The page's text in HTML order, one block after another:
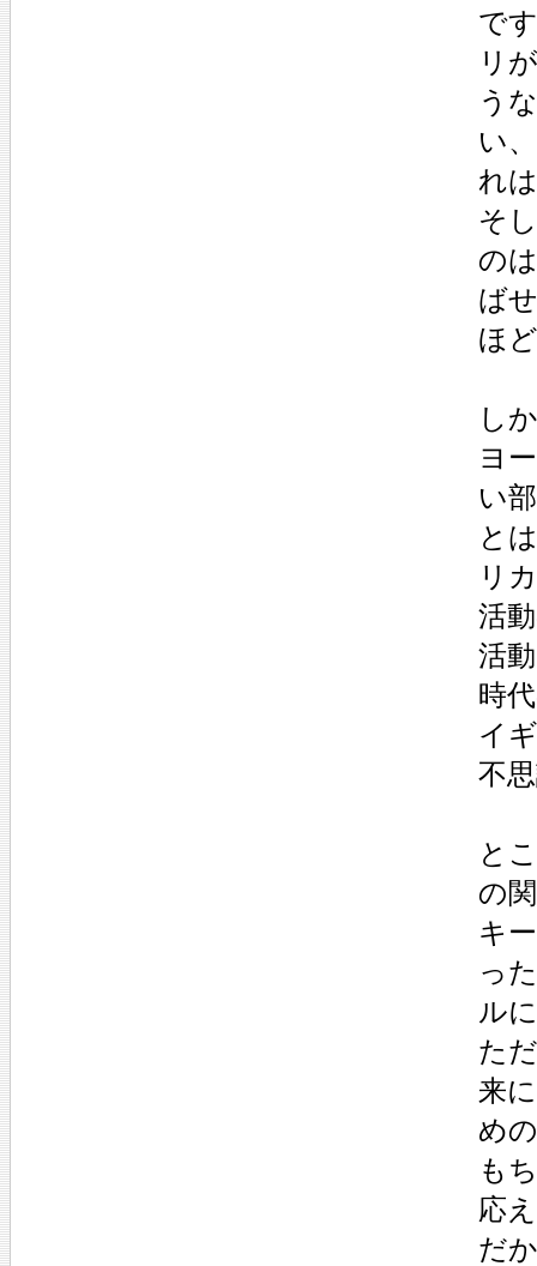
で
リ
う
い
れ
そ
の
ば
ほ
し
ヨ
い
と
リ
活
活
時
イ
不
と
の
キ
っ
ル
た
来
め
も
応
だ